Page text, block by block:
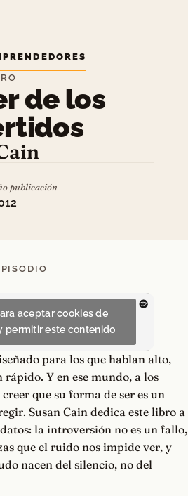
de los
publicación
aceptar cookies de
permitir este contenido
para los que hablan alto,
Y en ese mundo, a los
que su forma de ser es un
Susan Cain dedica este libro a
la introversión no es un fallo,
que el ruido nos impide ver, y
nacen del silencio, no del